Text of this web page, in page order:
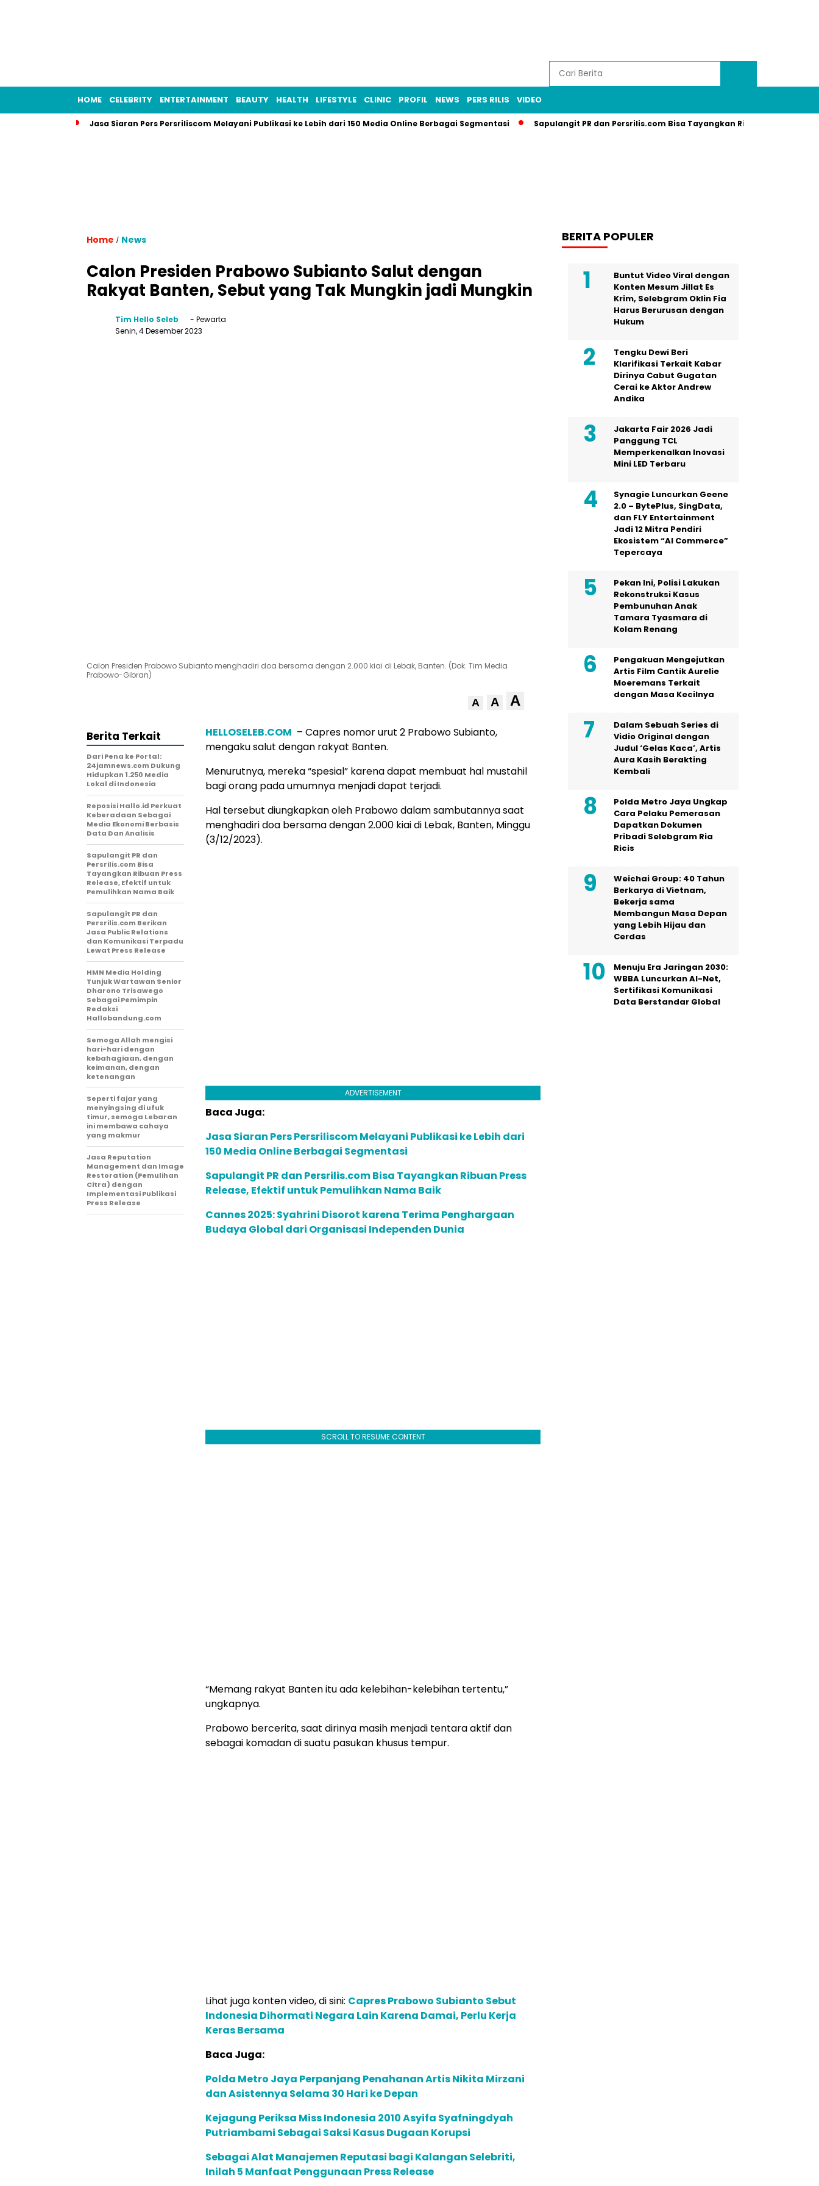
HOME CELEBRITY ENTERTAINMENT BEAUTY HEALTH LIFESTYLE CLINIC PROFIL NEWS PERS RILIS VIDEO
Jasa Siaran Pers Persriliscom Melayani Publikasi ke Lebih dari 150 Media Online Berbagai Segmentasi Sapulangit PR dan Persrilis.com Bisa Tayangkan Ribuan Press
Home / News
Calon Presiden Prabowo Subianto Salut dengan
Rakyat Banten, Sebut yang Tak Mungkin jadi Mungkin
Tim Hello Seleb
- Pewarta
Senin, 4 Desember 2023
Calon Presiden Prabowo Subianto menghadiri doa bersama dengan 2.000 kiai di Lebak, Banten. (Dok. Tim Media
Prabowo-Gibran)
A A A
HELLOSELEB.COM – Capres nomor urut 2 Prabowo Subianto,
mengaku salut dengan rakyat Banten.
Menurutnya, mereka “spesial” karena dapat membuat hal mustahil
bagi orang pada umumnya menjadi dapat terjadi.
Hal tersebut diungkapkan oleh Prabowo dalam sambutannya saat
menghadiri doa bersama dengan 2.000 kiai di Lebak, Banten, Minggu
(3/12/2023).
ADVERTISEMENT
Baca Juga:
Jasa Siaran Pers Persriliscom Melayani Publikasi ke Lebih dari
150 Media Online Berbagai Segmentasi
Sapulangit PR dan Persrilis.com Bisa Tayangkan Ribuan Press
Release, Efektif untuk Pemulihkan Nama Baik
Cannes 2025: Syahrini Disorot karena Terima Penghargaan
Budaya Global dari Organisasi Independen Dunia
SCROLL TO RESUME CONTENT
“Memang rakyat Banten itu ada kelebihan-kelebihan tertentu,”
ungkapnya.
Prabowo bercerita, saat dirinya masih menjadi tentara aktif dan
sebagai komadan di suatu pasukan khusus tempur.
Lihat juga konten video, di sini: Capres Prabowo Subianto Sebut
Indonesia Dihormati Negara Lain Karena Damai, Perlu Kerja
Keras Bersama
Baca Juga:
Polda Metro Jaya Perpanjang Penahanan Artis Nikita Mirzani
dan Asistennya Selama 30 Hari ke Depan
Kejagung Periksa Miss Indonesia 2010 Asyifa Syafningdyah
Putriambami Sebagai Saksi Kasus Dugaan Korupsi
Sebagai Alat Manajemen Reputasi bagi Kalangan Selebriti,
Inilah 5 Manfaat Penggunaan Press Release
Berita Terkait
Dari Pena ke Portal:
24jamnews.com Dukung
Hidupkan 1.250 Media
Lokal di Indonesia
Reposisi Hallo.id Perkuat
Keberadaan Sebagai
Media Ekonomi Berbasis
Data Dan Analisis
Sapulangit PR dan
Persrilis.com Bisa
Tayangkan Ribuan Press
Release, Efektif untuk
Pemulihkan Nama Baik
Sapulangit PR dan
Persrilis.com Berikan
Jasa Public Relations
dan Komunikasi Terpadu
Lewat Press Release
HMN Media Holding
Tunjuk Wartawan Senior
Dharono Trisawego
Sebagai Pemimpin
Redaksi
Hallobandung.com
Semoga Allah mengisi
hari-hari dengan
kebahagiaan, dengan
keimanan, dengan
ketenangan
Seperti fajar yang
menyingsing di ufuk
timur, semoga Lebaran
ini membawa cahaya
yang makmur
Jasa Reputation
Management dan Image
Restoration (Pemulihan
Citra) dengan
Implementasi Publikasi
Press Release
BERITA POPULER
Buntut Video Viral dengan
Konten Mesum Jillat Es
Krim, Selebgram Oklin Fia
Harus Berurusan dengan
Hukum
Tengku Dewi Beri
Klarifikasi Terkait Kabar
Dirinya Cabut Gugatan
Cerai ke Aktor Andrew
Andika
Jakarta Fair 2026 Jadi
Panggung TCL
Memperkenalkan Inovasi
Mini LED Terbaru
Synagie Luncurkan Geene
2.0 – BytePlus, SingData,
dan FLY Entertainment
Jadi 12 Mitra Pendiri
Ekosistem “AI Commerce”
Tepercaya
Pekan Ini, Polisi Lakukan
Rekonstruksi Kasus
Pembunuhan Anak
Tamara Tyasmara di
Kolam Renang
Pengakuan Mengejutkan
Artis Film Cantik Aurelie
Moeremans Terkait
dengan Masa Kecilnya
Dalam Sebuah Series di
Vidio Original dengan
Judul ‘Gelas Kaca’, Artis
Aura Kasih Berakting
Kembali
Polda Metro Jaya Ungkap
Cara Pelaku Pemerasan
Dapatkan Dokumen
Pribadi Selebgram Ria
Ricis
Weichai Group: 40 Tahun
Berkarya di Vietnam,
Bekerja sama
Membangun Masa Depan
yang Lebih Hijau dan
Cerdas
Menuju Era Jaringan 2030:
WBBA Luncurkan AI-Net,
Sertifikasi Komunikasi
Data Berstandar Global